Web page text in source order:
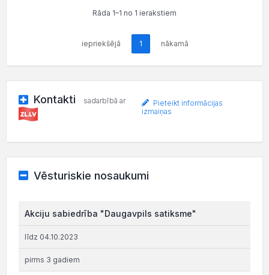
Rāda 1–1 no 1 ierakstiem
iepriekšējā 1 nākamā
Kontakti sadarbībā ar
Pieteikt informācijas
izmaiņas
Vēsturiskie nosaukumi
Akciju sabiedrība "Daugavpils satiksme"
līdz 04.10.2023
pirms 3 gadiem